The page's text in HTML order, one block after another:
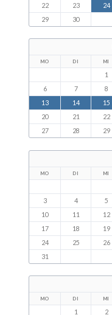
22
23 24
29
30
MO DI MI
1
6
7 8
13
14 15
20
21 22
27
28 29
MO DI MI
3
4 5
10
11 12
17
18 19
24
25 26
31
MO DI MI
1 2